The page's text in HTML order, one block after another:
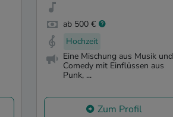
ab 500 €
Hochzeit
Eine Mischung aus Musik und
Comedy mit Einflüssen aus
Punk, ...
Zum Profil